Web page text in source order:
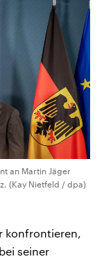
an Martin Jäger
(Kay Nietfeld / dpa)
konfrontieren,
seiner